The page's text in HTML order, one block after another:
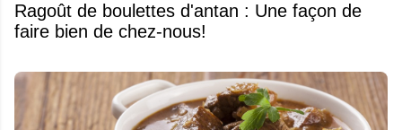
Ragoût de boulettes d'antan : Une façon de
faire bien de chez-nous!